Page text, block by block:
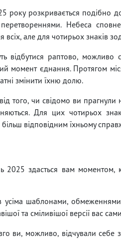
року розкривається подібно
Небеса
але для чотирьох знаків
відбутися раптово, можливо
момент єднання. Протягом
змінити їхню долю.
того, чи свідомо ви
Для цих чотирьох
більш відповідним їхньому
2025 здасться вам моментом,
усіма шаблонами, обмеженнями
та сміливішої версії вас
ви, можливо, відчували себе